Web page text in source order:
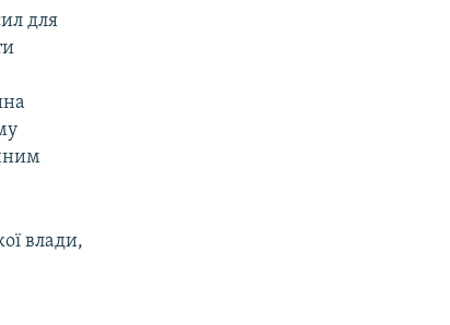
для
влади,